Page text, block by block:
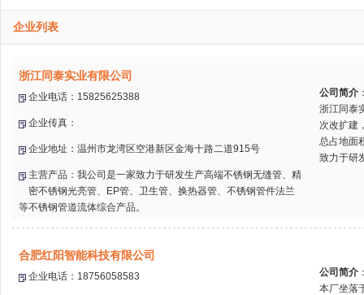
企业列表
浙江同泰实业有限公司
企业电话：15825625388
企业传真：
企业地址：温州市龙湾区空港新区金海十路二道915号
主营产品：我公司是一家致力于研发生产高端不锈钢无缝管、精
密不锈钢光亮管、EP管、卫生管、换热器管、不锈钢管件法兰
等不锈钢管道流体综合产品。
公司简介
浙江同泰
次改扩建
总占地面
致力于研
合肥红阳智能科技有限公司
企业电话：18756058583 公司简介
本厂坐落